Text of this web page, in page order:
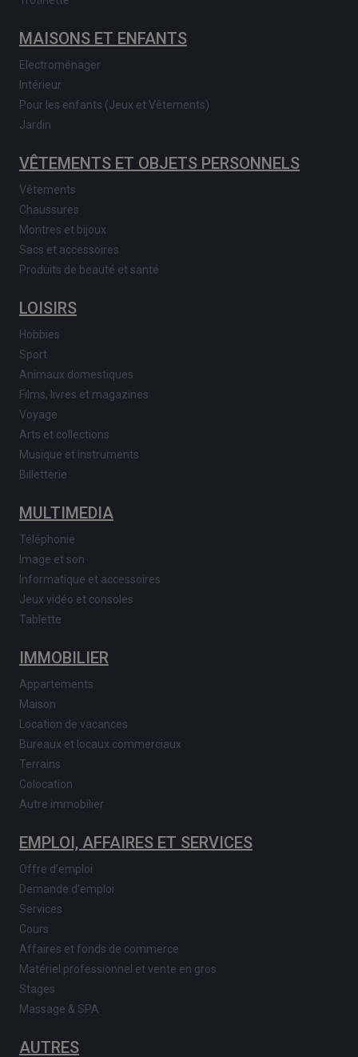
MAISONS ET ENFANTS
Electroménager
Intérieur
Pour les enfants (Jeux et Vêtements)
Jardin
VÊTEMENTS ET OBJETS PERSONNELS
Vêtements
Chaussures
Montres et bijoux
Sacs et accessoires
Produits de beauté et santé
LOISIRS
Hobbies
Sport
Animaux domestiques
Films, livres et magazines
Voyage
Arts et collections
Musique et instruments
Billetterie
MULTIMEDIA
Téléphonie
Image et son
Informatique et accessoires
Jeux vidéo et consoles
Tablette
IMMOBILIER
Appartements
Maison
Location de vacances
Bureaux et locaux commerciaux
Terrains
Colocation
Autre immobilier
EMPLOI, AFFAIRES ET SERVICES
Offre d'emploi
Demande d'emploi
Services
Cours
Affaires et fonds de commerce
Matériel professionnel et vente en gros
Stages
Massage & SPA
AUTRES